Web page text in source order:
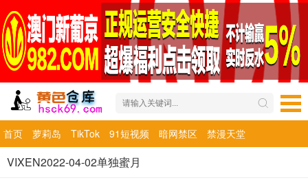
首页 萝莉岛 TikTok 91短视频 暗网禁区 禁漫天堂
VIXEN2022-04-02单独蜜月